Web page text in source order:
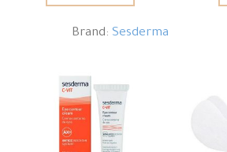
Brand:Sesderma